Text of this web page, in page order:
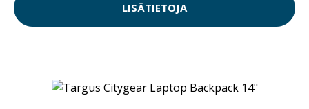
LISÄTIETOJA